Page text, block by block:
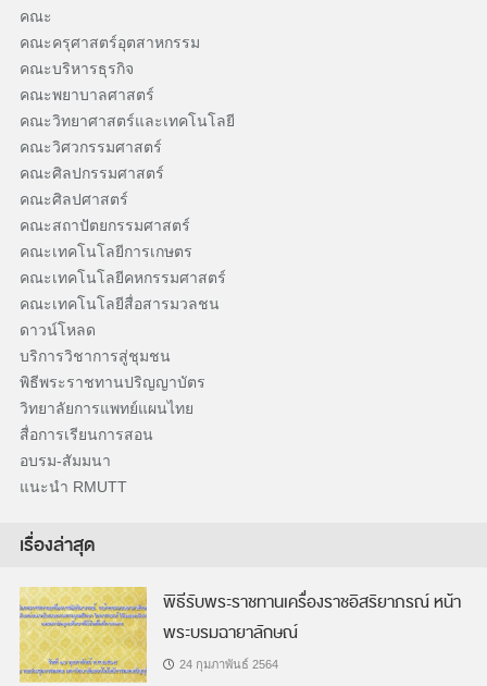
คณะ
คณะครุศาสตร์อุตสาหกรรม
คณะบริหารธุรกิจ
คณะพยาบาลศาสตร์
คณะวิทยาศาสตร์และเทคโนโลยี
คณะวิศวกรรมศาสตร์
คณะศิลปกรรมศาสตร์
คณะศิลปศาสตร์
คณะสถาปัตยกรรมศาสตร์
คณะเทคโนโลยีการเกษตร
คณะเทคโนโลยีคหกรรมศาสตร์
คณะเทคโนโลยีสื่อสารมวลชน
ดาวน์โหลด
บริการวิชาการสู่ชุมชน
พิธีพระราชทานปริญญาบัตร
วิทยาลัยการแพทย์แผนไทย
สื่อการเรียนการสอน
อบรม-สัมมนา
แนะนำ RMUTT
เรื่องล่าสุด
พิธีรับพระราชทานเครื่องราชอิสริยาภรณ์ หน้า
พระบรมฉายาลักษณ์
24 กุมภาพันธ์ 2564